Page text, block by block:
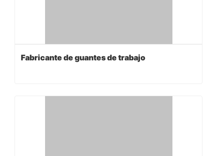
Fabricante de guantes de trabajo